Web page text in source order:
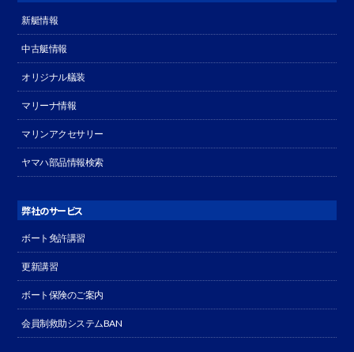
新艇情報
中古艇情報
オリジナル艤装
マリーナ情報
マリンアクセサリー
ヤマハ部品情報検索
弊社のサービス
ボート免許講習
更新講習
ボート保険のご案内
会員制救助システムBAN